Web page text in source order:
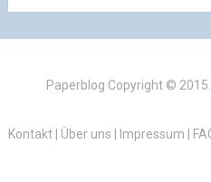
Paperblog Copyright © 2015.
Kontakt| Über uns Impressum